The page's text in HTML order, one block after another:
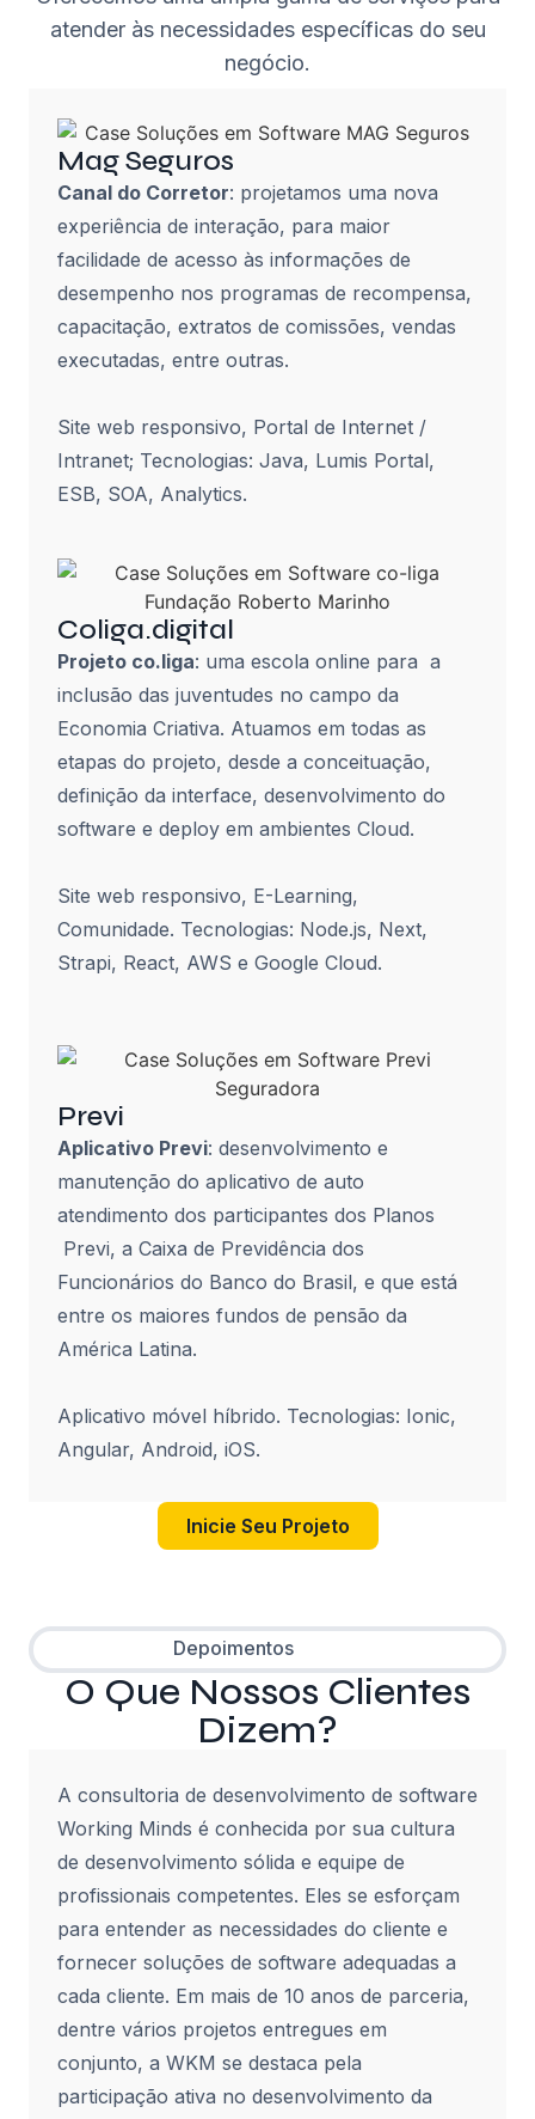
atender às necessidades específicas do seu
negócio.
Mag Seguros
Canal do Corretor: projetamos uma nova
experiência de interação, para maior
facilidade de acesso às informações de
desempenho nos programas de recompensa,
capacitação, extratos de comissões, vendas
executadas, entre outras.
Site web responsivo, Portal de Internet /
Intranet; Tecnologias: Java, Lumis Portal,
ESB, SOA, Analytics.
Coliga.digital
Projeto co.liga: uma escola online para a
inclusão das juventudes no campo da
Economia Criativa. Atuamos em todas as
etapas do projeto, desde a conceituação,
definição da interface, desenvolvimento do
software e deploy em ambientes Cloud.
Site web responsivo, E-Learning,
Comunidade. Tecnologias: Node.js, Next,
Strapi, React, AWS e Google Cloud.
Previ
Aplicativo Previ: desenvolvimento e
manutenção do aplicativo de auto
atendimento dos participantes dos Planos
Previ, a Caixa de Previdência dos
Funcionários do Banco do Brasil, e que está
entre os maiores fundos de pensão da
América Latina.
Aplicativo móvel híbrido. Tecnologias: Ionic,
Angular, Android, iOS.
Inicie Seu Projeto
Depoimentos
O Que Nossos Clientes
Dizem?
A consultoria de desenvolvimento de software
Working Minds é conhecida por sua cultura
de desenvolvimento sólida e equipe de
profissionais competentes. Eles se esforçam
para entender as necessidades do cliente e
fornecer soluções de software adequadas a
cada cliente. Em mais de 10 anos de parceria,
dentre vários projetos entregues em
conjunto, a WKM se destaca pela
participação ativa no desenvolvimento da